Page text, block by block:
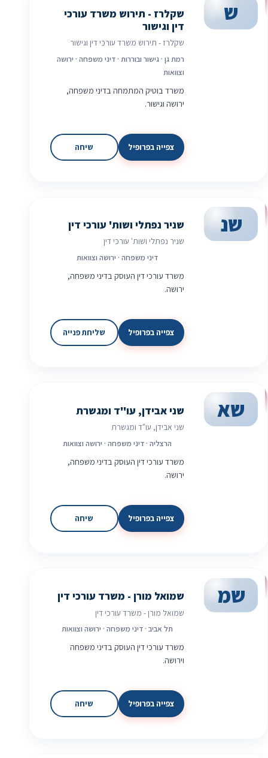
ש
שקלרז - תירוש משרד עורכי
דין וגישור
שקלרז - תירוש משרד עורכי דין וגישור
רמת גן · גישור ובוררות · דיני משפחה · ירושה
וצוואות
משרד בוטיק המתמחה בדיני משפחה,
ירושה וגישור.
צפייה בפרופיל שיחה
שנ שניר נפתלי ושות' עורכי דין
שניר נפתלי ושות' עורכי דין
דיני משפחה · ירושה וצוואות
משרד עורכי דין העוסק בדיני משפחה,
ירושה.
צפייה בפרופיל שליחת פנייה
שא שני אבידן, עו"ד ומגשרת
שני אבידן, עו"ד ומגשרת
הרצליה · דיני משפחה · ירושה וצוואות
משרד עורכי דין העוסק בדיני משפחה,
ירושה.
צפייה בפרופיל שיחה
שמ שמואל מורן - משרד עורכי דין
שמואל מורן - משרד עורכי דין
תל אביב · דיני משפחה · ירושה וצוואות
משרד עורכי דין העוסק בדיני משפחה
וירושה.
צפייה בפרופיל שיחה